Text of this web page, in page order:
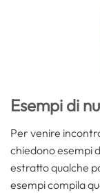
Esempi di
Per venire
chiedono esempi
estratto qualche
esempi compila